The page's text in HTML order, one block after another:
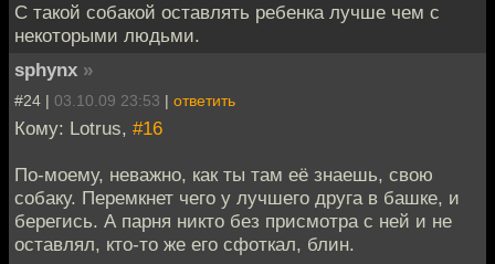
С такой собакой оставлять ребенка лучше чем с
некоторыми людьми.
sphynx »
#24 | 03.10.09 23:53 | ответить
Кому: Lotrus, #16
По-моему, неважно, как ты там её знаешь, свою
собаку. Перемкнет чего у лучшего друга в башке, и
берегись. А парня никто без присмотра с ней и не
оставлял, кто-то же его сфоткал, блин.